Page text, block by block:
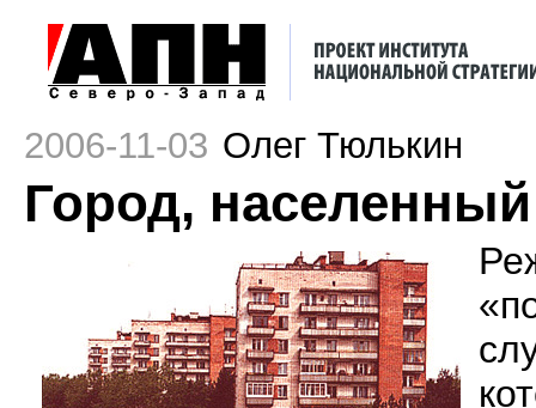
2006-11-03 Олег Тюлькин
Город,